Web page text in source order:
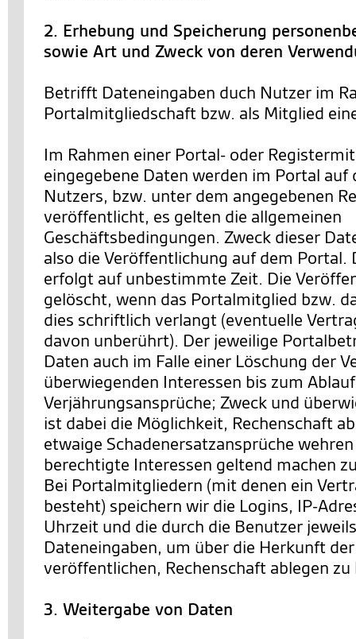
2. Erhebung und Speicherung
sowie Art und Zweck von deren
Betrifft Dateneingaben duch Nutzer im
Portalmitgliedschaft bzw. als Mitglied
Im Rahmen einer Portal- oder
eingegebene Daten werden im Portal auf
Nutzers, bzw. unter dem angegebenen
veröffentlicht, es gelten die allgemeinen
Geschäftsbedingungen. Zweck dieser
also die Veröffentlichung auf dem Portal.
erfolgt auf unbestimmte Zeit. Die
gelöscht, wenn das Portalmitglied bzw.
dies schriftlich verlangt (eventuelle
davon unberührt). Der jeweilige
Daten auch im Falle einer Löschung der
überwiegenden Interessen bis zum
Verjährungsansprüche; Zweck und
ist dabei die Möglichkeit, Rechenschaft
etwaige Schadenersatzansprüche
berechtigte Interessen geltend machen
Bei Portalmitgliedern (mit denen ein
besteht) speichern wir die Logins, IP-
Uhrzeit und die durch die Benutzer
Dateneingaben, um über die Herkunft
veröffentlichen, Rechenschaft ablegen zu
3. Weitergabe von Daten